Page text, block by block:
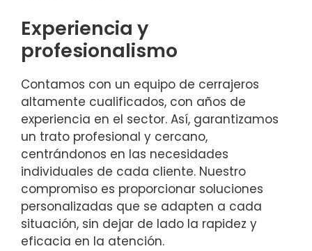
Experiencia y
profesionalismo
Contamos con un equipo de cerrajeros
altamente cualificados, con años de
experiencia en el sector. Así, garantizamos
un trato profesional y cercano,
centrándonos en las necesidades
individuales de cada cliente. Nuestro
compromiso es proporcionar soluciones
personalizadas que se adapten a cada
situación, sin dejar de lado la rapidez y
eficacia en la atención.